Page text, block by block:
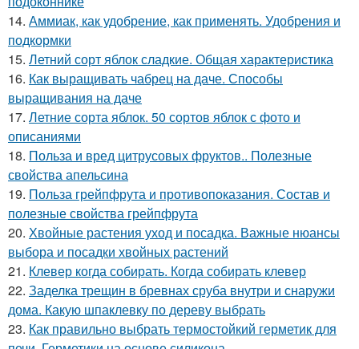
14. Аммиак, как удобрение, как применять. Удобрения и
подкормки
15. Летний сорт яблок сладкие. Общая характеристика
16. Как выращивать чабрец на даче. Способы
выращивания на даче
17. Летние сорта яблок. 50 сортов яблок с фото и
описаниями
18. Польза и вред цитрусовых фруктов.. Полезные
свойства апельсина
19. Польза грейпфрута и противопоказания. Состав и
полезные свойства грейпфрута
20. Хвойные растения уход и посадка. Важные нюансы
выбора и посадки хвойных растений
21. Клевер когда собирать. Когда собирать клевер
22. Заделка трещин в бревнах сруба внутри и снаружи
дома. Какую шпаклевку по дереву выбрать
23. Как правильно выбрать термостойкий герметик для